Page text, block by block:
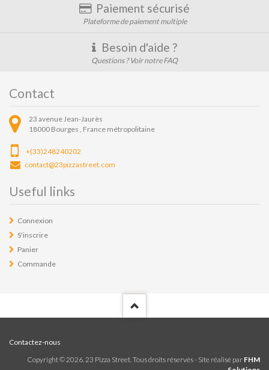
Paiement sécurisé
Plateforme de paiement multiple
Besoin d'aide ?
Questions ? Voir notre FAQ
Contact
23 avenue Jean-Jaurès
18000 Bourges , France métropolitaine
+(33)248240202
contact@23pizzastreet.com
Useful links
Connexion
S'inscrire
Panier
Commande
Contactez-nous
Copyright © 2026 . 23 Pizza Street. Tous droits réservés - Site réalisé par FHM